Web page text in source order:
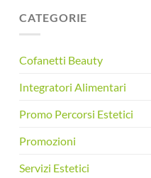
CATEGORIE
Cofanetti Beauty
Integratori Alimentari
Promo Percorsi Estetici
Promozioni
Servizi Estetici